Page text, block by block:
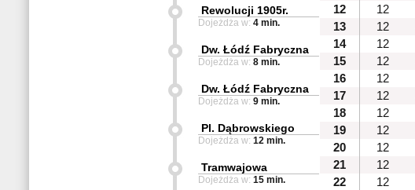
12
12
13
12
14
12
15
12
16
12
17
12
18
12
19
12
20
12
21
12
22
12
Rewolucji 1905r.
Dojeżdża w: 4 min.
Dw. Łódź Fabryczna
Dojeżdża w: 8 min.
Dw. Łódź Fabryczna
Dojeżdża w: 9 min.
Pl. Dąbrowskiego
Dojeżdża w: 12 min.
Tramwajowa
Dojeżdża w: 15 min.